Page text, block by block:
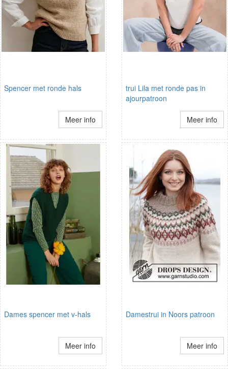
Spencer met ronde hals
Meer info
trui Lila met ronde pas in
ajourpatroon
Meer info
Dames spencer met v-hals
Meer info
Damestrui in Noors patroon
Meer info